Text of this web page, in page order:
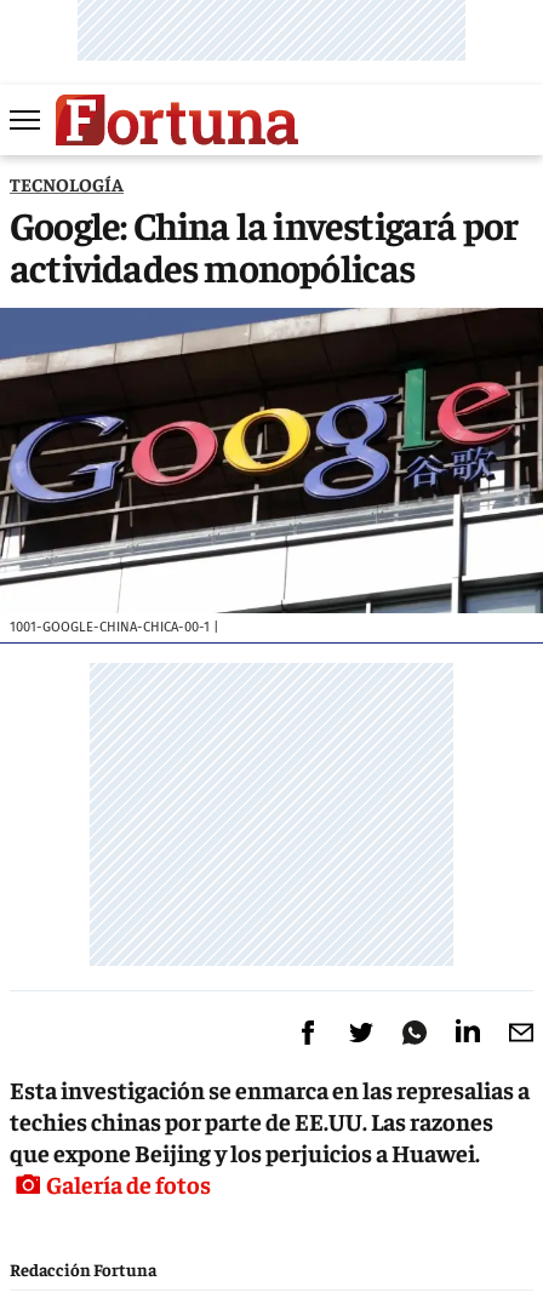
TECNOLOGÍA
Google: China la investigará por
actividades monopólicas
1001-GOOGLE-CHINA-CHICA-00-1
Esta investigación se enmarca en las represalias a
techies chinas por parte de EE.UU. Las razones
que expone Beijing y los perjuicios a Huawei.
Galería de fotos
Redacción Fortuna